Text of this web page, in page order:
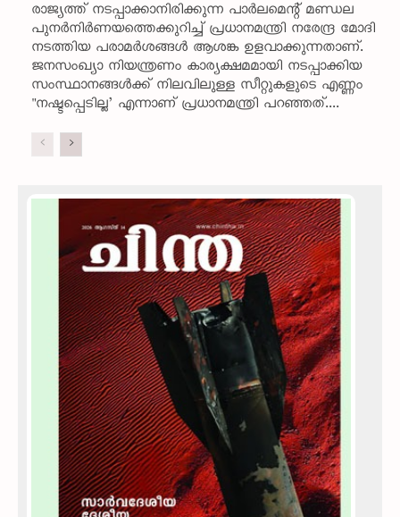
രാജ്യത്ത് നടപ്പാക്കാനിരിക്കുന്ന പാർലമെന്റ് മണ്ഡല
പുനർനിർണയത്തെക്കുറിച്ച് പ്രധാനമന്ത്രി നരേന്ദ്ര മോദി
നടത്തിയ പരാമർശങ്ങൾ ആശങ്ക ഉളവാക്കുന്നതാണ്.
ജനസംഖ്യാ നിയന്ത്രണം കാര്യക്ഷമമായി നടപ്പാക്കിയ
സംസ്ഥാനങ്ങൾക്ക് നിലവിലുള്ള സീറ്റുകളുടെ എണ്ണം
"നഷ്ടപ്പെടില്ല’ എന്നാണ് പ്രധാനമന്ത്രി പറഞ്ഞത്....